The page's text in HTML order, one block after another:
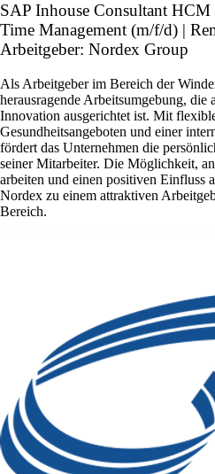
SAP Inhouse Consultant
Time Management (m/f/d) |
Arbeitgeber: Nordex Group
Als Arbeitgeber im Bereich der
herausragende Arbeitsumgebung, die
Innovation ausgerichtet ist. Mit
Gesundheitsangeboten und einer
fördert das Unternehmen die
seiner Mitarbeiter. Die Möglichkeit,
arbeiten und einen positiven Einfluss
Nordex zu einem attraktiven
Bereich.